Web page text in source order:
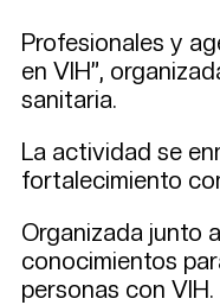
Profesionales y
en VIH”,
sanitaria.
La actividad se
fortalecimiento
Organizada junto
conocimientos
personas con VIH.